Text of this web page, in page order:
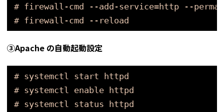
# firewall-cmd --add-service=http --
# firewall-cmd --reload
③Apache の自動起動設定
# systemctl start httpd
# systemctl enable httpd
# systemctl status httpd